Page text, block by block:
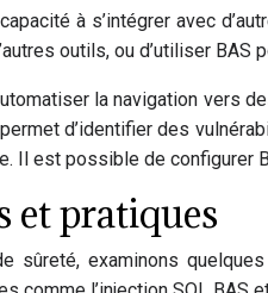
à s’intégrer avec
outils, ou d’utiliser
la navigation vers
d’identifier des
Il est possible de configurer
et pratiques
examinons